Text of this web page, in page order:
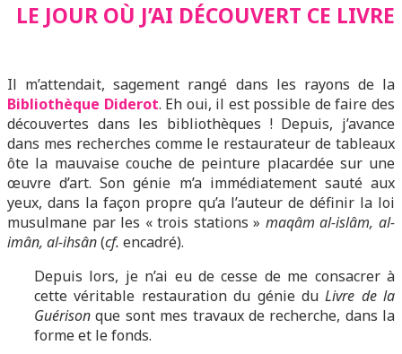
LE JOUR OÙ J’AI DÉCOUVERT CE LIVRE
Il m’attendait, sagement rangé dans les rayons de la
Bibliothèque Diderot. Eh oui, il est possible de faire des
découvertes dans les bibliothèques ! Depuis, j’avance
dans mes recherches comme le restaurateur de tableaux
ôte la mauvaise couche de peinture placardée sur une
œuvre d’art. Son génie m’a immédiatement sauté aux
yeux, dans la façon propre qu’a l’auteur de définir la loi
musulmane par les « trois stations » maqâm al-islâm, al-
imân, al-ihsân(cf. encadré).
Depuis lors, je n’ai eu de cesse de me consacrer à
cette véritable restauration du génie duLivre de la
Guérison que sont mes travaux de recherche, dans la
forme et le fonds.